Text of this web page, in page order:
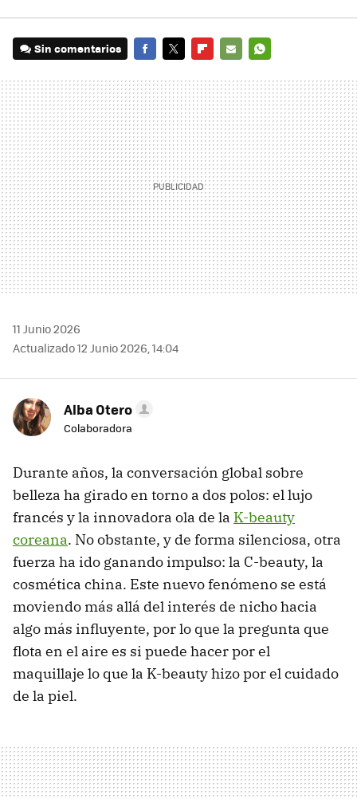
Sin comentarios
MAIL
11 Junio 2026
Actualizado 12 Junio 2026, 14:04
Alba Otero
Colaboradora
Durante años, la conversación global sobre
belleza ha girado en torno a dos polos: el lujo
francés y la innovadora ola de la K-beauty
coreana. No obstante, y de forma silenciosa, otra
fuerza ha ido ganando impulso: la C-beauty, la
cosmética china. Este nuevo fenómeno se está
moviendo más allá del interés de nicho hacia
algo más influyente, por lo que la pregunta que
flota en el aire es si puede hacer por el
maquillaje lo que la K-beauty hizo por el cuidado
de la piel.